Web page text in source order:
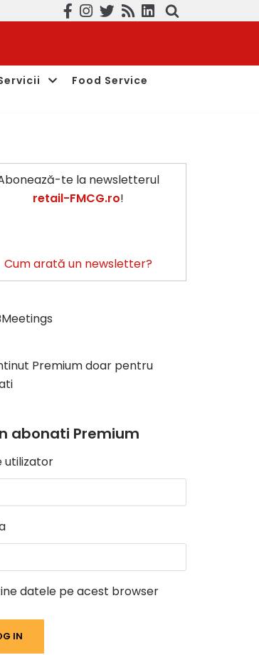
Food Service
te la newsletterul
retail-FMCG.ro!
Cum arată un newsletter?
abonati Premium
utilizator
datele pe acest browser